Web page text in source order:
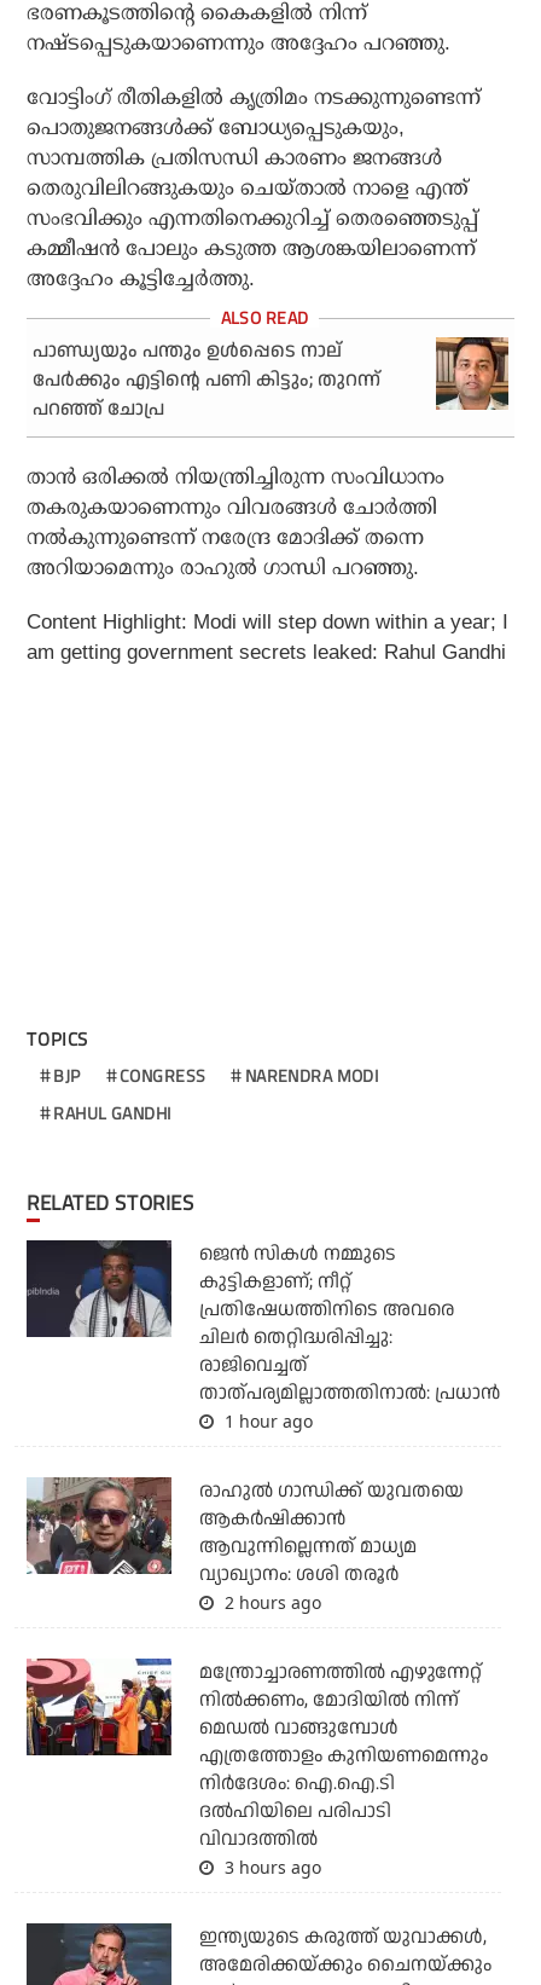
ഭരണകൂടത്തിന്റെ കൈകളില്‍ നിന്ന്
നഷ്ടപ്പെടുകയാണെന്നും അദ്ദേഹം പറഞ്ഞു.
വോട്ടിംഗ് രീതികളില്‍ കൃത്രിമം നടക്കുന്നുണ്ടെന്ന്
പൊതുജനങ്ങള്‍ക്ക് ബോധ്യപ്പെടുകയും,
സാമ്പത്തിക പ്രതിസന്ധി കാരണം ജനങ്ങള്‍
തെരുവിലിറങ്ങുകയും ചെയ്താല്‍ നാളെ എന്ത്
സംഭവിക്കും എന്നതിനെക്കുറിച്ച് തെരഞ്ഞെടുപ്പ്
കമ്മീഷന്‍ പോലും കടുത്ത ആശങ്കയിലാണെന്ന്
അദ്ദേഹം കൂട്ടിച്ചേര്‍ത്തു.
പാണ്ഡ്യയും പന്തും ഉള്‍പ്പെടെ നാല്
പേര്‍ക്കും എട്ടിന്റെ പണി കിട്ടും; തുറന്ന്
പറഞ്ഞ് ചോപ്ര
താന്‍ ഒരിക്കല്‍ നിയന്ത്രിച്ചിരുന്ന സംവിധാനം
തകരുകയാണെന്നും വിവരങ്ങള്‍ ചോര്‍ത്തി
നല്‍കുന്നുണ്ടെന്ന് നരേന്ദ്ര മോദിക്ക് തന്നെ
അറിയാമെന്നും രാഹുല്‍ ഗാന്ധി പറഞ്ഞു.
Content Highlight: Modi will step down within a year; I
am getting government secrets leaked: Rahul Gandhi
TOPICS
BJP CONGRESS
NARENDRA MODI
RAHUL GANDHI
RELATED STORIES
ജെന്‍ സികള്‍ നമ്മുടെ
കുട്ടികളാണ്; നീറ്റ്
പ്രതിഷേധത്തിനിടെ അവരെ
ചിലര്‍ തെറ്റിദ്ധരിപ്പിച്ചു:
രാജിവെച്ചത്
താത്പര്യമില്ലാത്തതിനാല്‍: പ്രധാന്‍
1 hour ago
രാഹുല്‍ ഗാന്ധിക്ക് യുവതയെ
ആകര്‍ഷിക്കാന്‍
ആവുന്നില്ലെന്നത് മാധ്യമ
വ്യാഖ്യാനം: ശശി തരൂര്‍
2 hours ago
മന്ത്രോച്ചാരണത്തില്‍ എഴുന്നേറ്റ്
നില്‍ക്കണം, മോദിയില്‍ നിന്ന്
മെഡല്‍ വാങ്ങുമ്പോള്‍
എത്രത്തോളം കുനിയണമെന്നും
നിര്‍ദേശം: ഐ.ഐ.ടി
ദല്‍ഹിയിലെ പരിപാടി
വിവാദത്തില്‍
3 hours ago
ഇന്ത്യയുടെ കരുത്ത് യുവാക്കള്‍,
അമേരിക്കയ്ക്കും ചൈനയ്ക്കും